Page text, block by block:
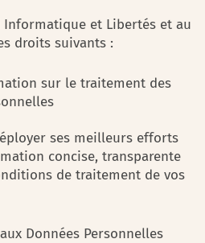
et Libertés et au
droits suivants :
sur le traitement des
déployer ses meilleurs efforts
concise, transparente
de traitement de vos
Données Personnelles